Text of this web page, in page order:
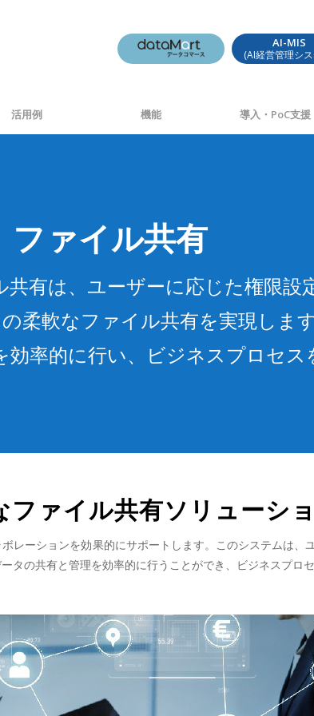
AI-MIS
(AI経営管理シ
活用例 機能 導入・PoC支援
ファイル共有
有は、ユーザーに応じた権限設定
柔軟なファイル共有を実現しま
率的に行い、ビジネスプロセス
ファイル共有ソリューシ
レーションを効果的にサポートします。このシステムは
の共有と管理を効率的に行うことができ、ビジネスプロセ